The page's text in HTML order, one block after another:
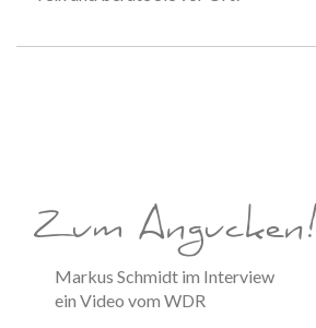
Zum Angucken!
Markus Schmidt im Interview
ein Video vom WDR